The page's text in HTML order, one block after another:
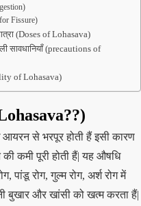
Fissure)
(Doses of Lohasava)
सावधानियाँ (precautions of
of Lohasava)
से भरपूर होती हैं इसी कारण
कमी पूरी होती हैं| यह औषधि
पांडू रोग, गुल्म रोग, अर्श रोग में
बुखार और खांसी को खत्म करता हैं|